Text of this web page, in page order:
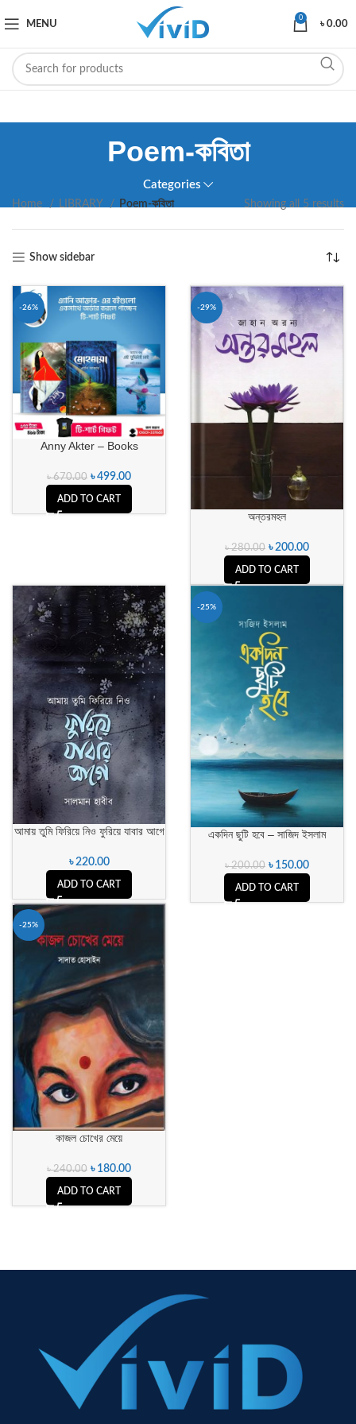
MENU
0
৳0.00
Poem-কবিতা
Categories
Home LIBRARY Poem-কবিতা Showing all 5 results
Show sidebar
-26%
Anny Akter – Books
৳670.00 ৳499.00
ADD TO CART
-29%
অন্তরমহল
৳280.00 ৳200.00
ADD TO CART
আমায় তুমি ফিরিয়ে নিও ফুরিয়ে যাবার আগে
৳ 220.00
ADD TO CART
-25%
একদিন ছুটি হবে – সাজিদ ইসলাম
৳200.00 ৳ 150.00
ADD TO CART
-25%
কাজল চোখের মেয়ে
৳240.00 ৳ 180.00
ADD TO CART